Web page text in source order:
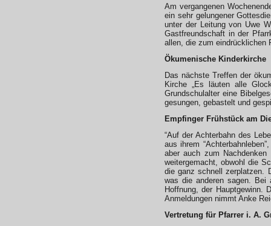
Am vergangenen
ein sehr gelungener
unter der Leitung von Uwe
Gastfreundschaft in der
allen, die zum eindrücklichen
Ökumenische Kinderkirche
Das nächste Treffen der
Kirche „Es läuten alle
Grundschulalter eine
gesungen, gebastelt und
Empfinger Frühstück am
“Auf der Achterbahn des
aus ihrem
aber auch zum
weitergemacht, obwohl die
die ganz schnell zerplatzen.
was die anderen sagen. Bei
Hoffnung, der Hauptgewinn.
Anmeldungen nimmt Anke
Vertretung für Pfarrer i. A.